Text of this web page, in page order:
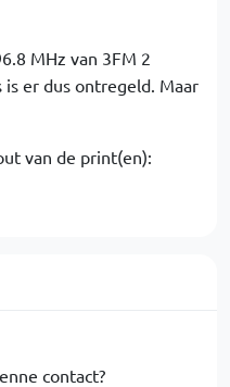
MHz van 3FM 2
er dus ontregeld. Maar
van de print(en):
contact?